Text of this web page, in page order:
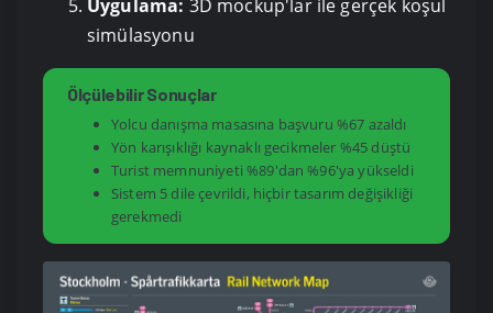
Uygulama: 3D mockup'lar ile gerçek koşul
simülasyonu
Ölçülebilir Sonuçlar
Yolcu danışma masasına başvuru %67 azaldı
Yön karışıklığı kaynaklı gecikmeler %45 düştü
Turist memnuniyeti %89'dan %96'ya yükseldi
Sistem 5 dile çevrildi, hiçbir tasarım değişikliği
gerekmedi